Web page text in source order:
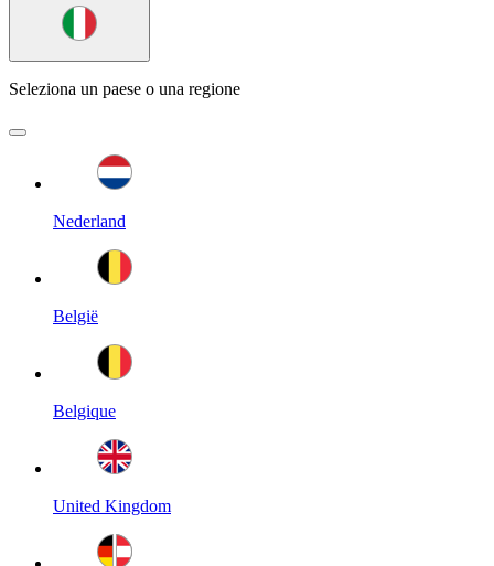
Seleziona un paese o una regione
Nederland
België
Belgique
United Kingdom